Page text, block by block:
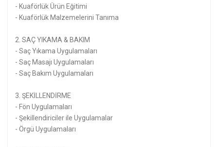
- Kuaförlük Ürün Eğitimi
- Kuaförlük Malzemelerini Tanıma
2. SAÇ YIKAMA & BAKIM
- Saç Yıkama Uygulamaları
- Saç Masajı Uygulamaları
- Saç Bakım Uygulamaları
3. ŞEKİLLENDİRME
- Fön Uygulamaları
- Şekillendiriciler ile Uygulamalar
- Örgü Uygulamaları